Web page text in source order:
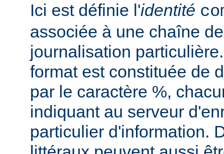
Ici est définie l'identité
associée à une chaîne
journalisation
format est constituée de
par le caractère %,
indiquant au serveur
particulier d'information.